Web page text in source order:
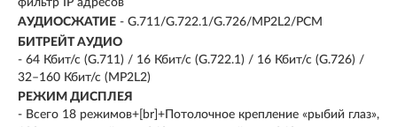
фильтр IP адресов
АУДИОСЖАТИЕ - G.711/G.722.1/G.726/MP2L2/PCM
БИТРЕЙТ АУДИО
- 64 Кбит/с (G.711) / 16 Кбит/с (G.722.1) / 16 Кбит/с (G.726) /
32–160 Кбит/с (MP2L2)
РЕЖИМ ДИСПЛЕЯ
- Всего 18 режимов+[br]+Потолочное крепление «рыбий глаз»,